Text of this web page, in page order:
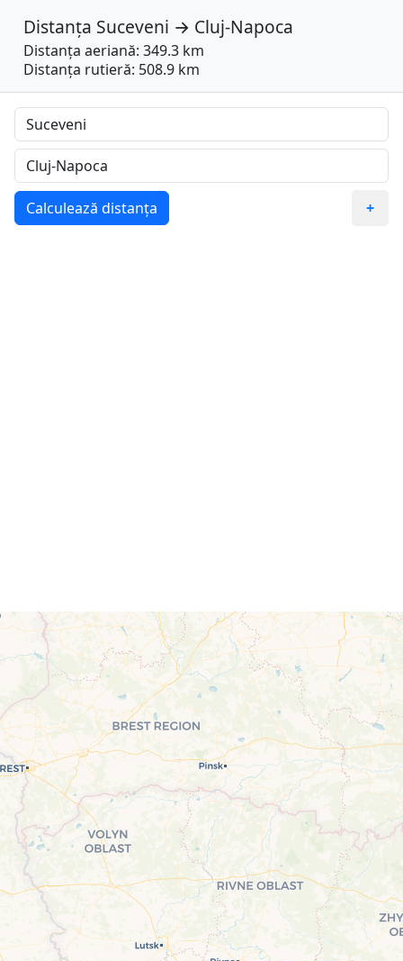
Distanța Suceveni → Cluj-Napoca
Distanța aeriană: 349.3 km
Distanța rutieră: 508.9 km
Calculează distanța +